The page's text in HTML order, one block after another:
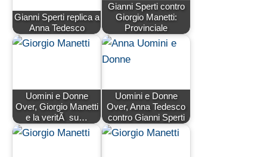
Gianni Sperti replica a
Anna Tedesco
Gianni Sperti contro
Giorgio Manetti:
Provinciale
Uomini e Donne
Over, Giorgio Manetti
e la veritÃ su…
Uomini e Donne
Over, Anna Tedesco
contro Gianni Sperti